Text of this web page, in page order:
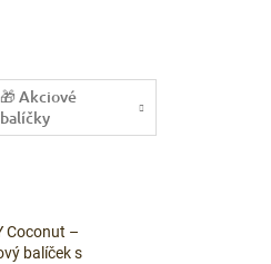
🎁 Akciové
balíčky
Coconut –
balíček s